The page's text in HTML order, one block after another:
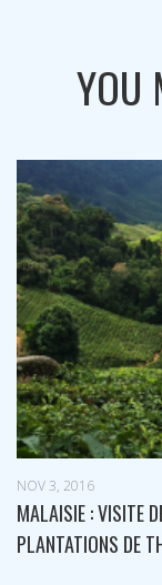
YOU
NOV 7, 2016
MALAISIE : VISITE